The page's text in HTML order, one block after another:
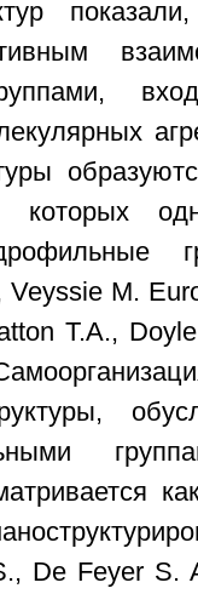
которых
Veyssie M.
T.A.,
De Feyer S.